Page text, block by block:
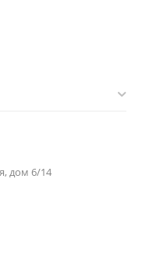
дом 6/14